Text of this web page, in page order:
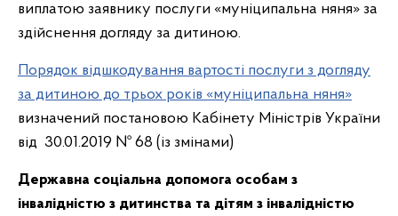
виплатою заявнику послуги «муніципальна няня» за
здійснення догляду за дитиною.
Порядок відшкодування вартості послуги з догляду
за дитиною до трьох років «муніципальна няня»
визначений постановою Кабінету Міністрів України
від 30.01.2019 № 68 (із змінами)
Державна соціальна допомога особам з
інвалідністю з дитинства та дітям з інвалідністю